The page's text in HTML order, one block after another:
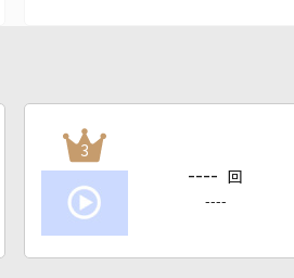
3
---- 回
----